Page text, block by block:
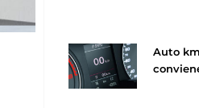
Auto